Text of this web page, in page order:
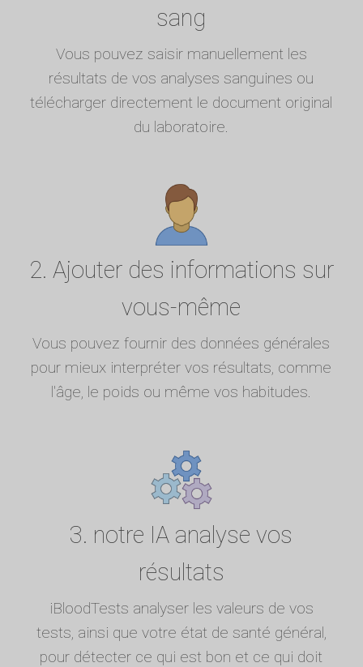
sang
Vous pouvez saisir manuellement les
résultats de vos analyses sanguines ou
télécharger directement le document original
du laboratoire.
2. Ajouter des informations sur
vous-même
Vous pouvez fournir des données générales
pour mieux interpréter vos résultats, comme
l'âge, le poids ou même vos habitudes.
3. notre IA analyse vos
résultats
iBloodTests analyser les valeurs de vos
tests, ainsi que votre état de santé général,
pour détecter ce qui est bon et ce qui doit